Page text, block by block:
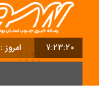
7:23:21 امروز :